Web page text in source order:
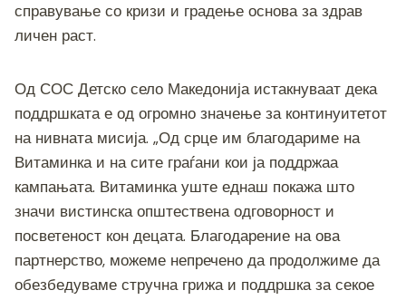
справување со кризи и градење основа за здрав
личен раст.
Од СОС Детско село Македонија истакнуваат дека
поддршката е од огромно значење за континуитетот
на нивната мисија. „Од срце им благодариме на
Витаминка и на сите граѓани кои ја поддржаа
кампањата. Витаминка уште еднаш покажа што
значи вистинска општествена одговорност и
посветеност кон децата. Благодарение на ова
партнерство, можеме непречено да продолжиме да
обезбедуваме стручна грижа и поддршка за секое